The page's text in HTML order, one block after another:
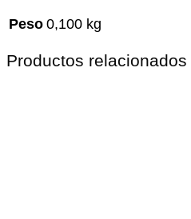
Peso 0,100 kg
Productos relacionados